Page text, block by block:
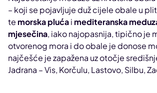
– koji se pojavljuje duž cijele obale u
te morska plućai mediteranska
mjesečina, iako najopasnija, tipično je
otvorenog mora i do obale je donose
najčešće je zapažena uz otočje
Jadrana – Vis, Korčulu, Lastovo, Silbu,